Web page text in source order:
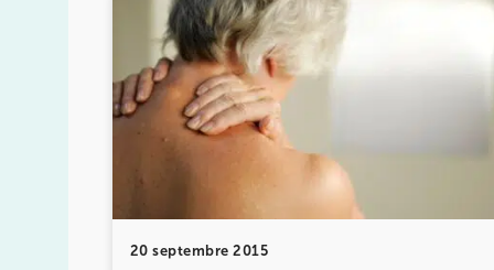
20 septembre 2015
IK PARIS 16 – TROCADÉRO
8 Av. de Camoens 75116 Paris
8 Av. de Camoens 75116 Paris
01 42 15 22 46